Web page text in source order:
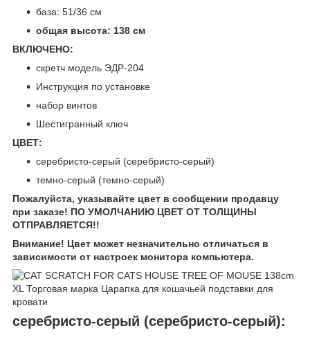
база: 51/36 см
общая высота: 138 см
ВКЛЮЧЕНО:
скретч модель ЭДР-204
Инструкция по установке
набор винтов
Шестигранный ключ
ЦВЕТ:
серебристо-серый (серебристо-серый)
темно-серый (темно-серый)
Пожалуйста, указывайте цвет в сообщении продавцу
при заказе! ПО УМОЛЧАНИЮ ЦВЕТ ОТ ТОЛЩИНЫ
ОТПРАВЛЯЕТСЯ!!
Внимание! Цвет может незначительно отличаться в
зависимости от настроек монитора компьютера.
серебристо-серый (серебристо-серый):